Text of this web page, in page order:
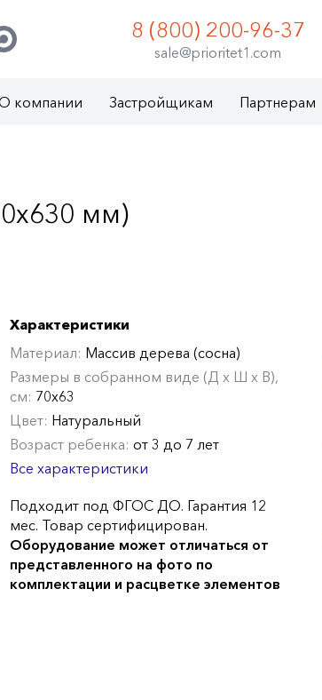
8 (800) 200-96-37
sale@prioritet1.com
компании Застройщикам Партнерам
мм)
Характеристики
Материал: Массив дерева (сосна)
Размеры в собранном виде (Д х Ш х В),
см: 70х63
Цвет: Натуральный
Возраст ребенка: от 3 до 7 лет
Все характеристики
Подходит под ФГОС ДО. Гарантия 12
мес. Товар сертифицирован.
Оборудование может отличаться от
представленного на фото по
комплектации и расцветке элементов